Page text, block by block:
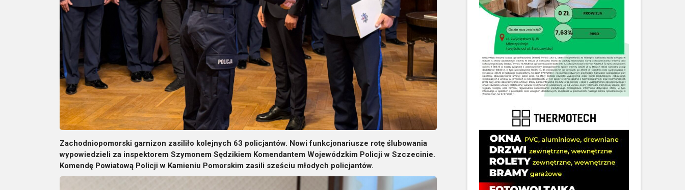
Zachodniopomorski garnizon zasiliło kolejnych 63 policjantów. Nowi funkcjonariusze rotę ślubowania
wypowiedzieli za inspektorem Szymonem Sędzikiem Komendantem Wojewódzkim Policji w Szczecinie.
Komendę Powiatową Policji w Kamieniu Pomorskim zasili sześciu młodych policjantów.